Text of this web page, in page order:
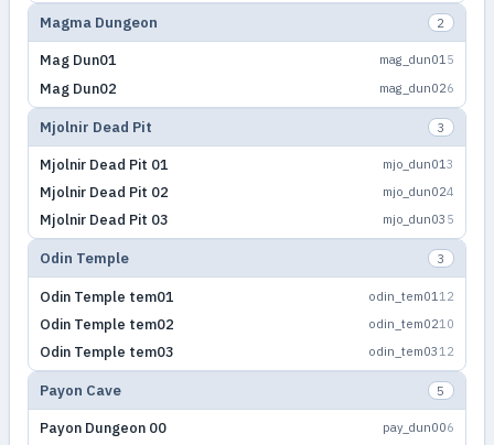
Magma Dungeon 2
Mag Dun01 mag_dun015
Mag Dun02 mag_dun026
Mjolnir Dead Pit 3
Mjolnir Dead Pit 01 mjo_dun013
Mjolnir Dead Pit 02 mjo_dun024
Mjolnir Dead Pit 03 mjo_dun03 5
Odin Temple 3
Odin Temple tem01 odin_tem01 12
Odin Temple tem02 odin_tem0210
Odin Temple tem03 odin_tem03 12
Payon Cave 5
Payon Dungeon 00 pay_dun006